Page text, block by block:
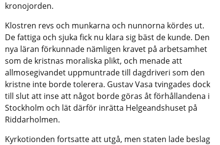
kronojorden.
Klostren revs och munkarna och nunnorna kördes ut.
De fattiga och sjuka fick nu klara sig bäst de kunde. Den
nya läran förkunnade nämligen kravet på arbetsamhet
som de kristnas moraliska plikt, och menade att
allmosegivandet uppmuntrade till dagdriveri som den
kristne inte borde tolerera. Gustav Vasa tvingades dock
till slut att inse att något borde göras åt förhållandena i
Stockholm och lät därför inrätta Helgeandshuset på
Riddarholmen.
Kyrkotionden fortsatte att utgå, men staten lade beslag